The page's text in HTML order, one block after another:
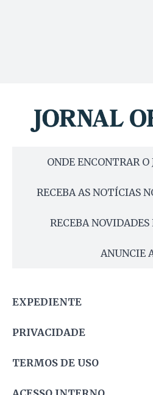
ONDE ENCONTRAR O
RECEBA AS NOTÍCIAS
RECEBA
ANUNCIE
EXPEDIENTE
PRIVACIDADE
TERMOS DE USO